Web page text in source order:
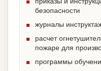
безопасности
журналы
расчет
пожаре для
программы